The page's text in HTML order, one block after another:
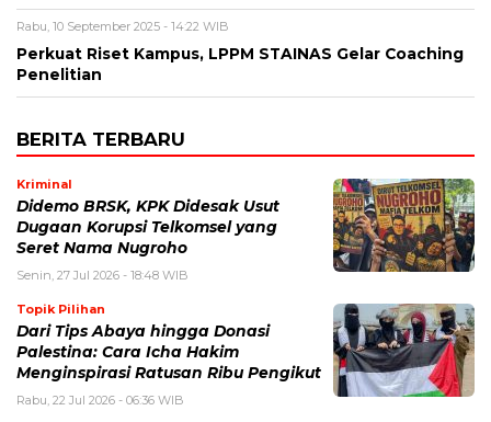
Rabu, 10 September 2025 - 14:22 WIB
Perkuat Riset Kampus, LPPM STAINAS Gelar Coaching
Penelitian
BERITA TERBARU
Kriminal
Didemo BRSK, KPK Didesak Usut
Dugaan Korupsi Telkomsel yang
Seret Nama Nugroho
Senin, 27 Jul 2026 - 18:48 WIB
Topik Pilihan
Dari Tips Abaya hingga Donasi
Palestina: Cara Icha Hakim
Menginspirasi Ratusan Ribu Pengikut
Rabu, 22 Jul 2026 - 06:36 WIB